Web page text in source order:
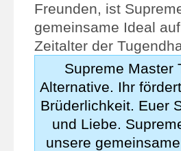
Freunden, ist
gemeinsame Ideal
Zeitalter der
Supreme Master
Alternative. Ihr
Brüderlichkeit. Euer
und Liebe.
unsere